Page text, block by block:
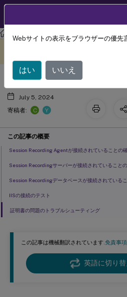
Session Recording Session
この記事は機械翻訳されています.免責事項
英語に切り替
コンポーネント間の
July 5, 2024
寄稿者:
C Y
この記事の概要
Session Recording Agentが接続されていることの
Session Recordingサーバーが接続されていること
Session Recordingデータベースが接続されている
IISの接続のテスト
証明書の問題のトラブルシューティング
Webサイトの表示をブラウザーの優先
はい いいえ